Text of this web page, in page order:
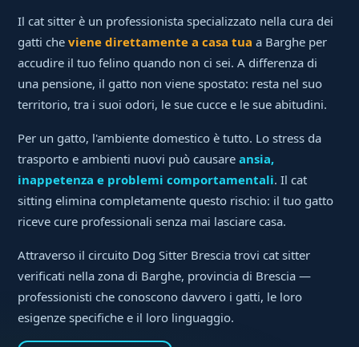
Il cat sitter è un professionista specializzato nella cura dei
gatti cheviene direttamente a casa tua a Barghe per
accudire il tuo felino quando non ci sei. A differenza di
una pensione, il gatto non viene spostato: resta nel suo
territorio, tra i suoi odori, le sue cucce e le sue abitudini.
Per un gatto, l'ambiente domestico è tutto. Lo stress da
trasporto e ambienti nuovi può causareansia,
inappetenza e problemi comportamentali. Il cat
sitting elimina completamente questo rischio: il tuo gatto
riceve cure professionali senza mai lasciare casa.
Attraverso il circuito Dog Sitter Brescia trovi cat sitter
verificati nella zona di Barghe, provincia di Brescia —
professionisti che conoscono davvero i gatti, le loro
esigenze specifiche e il loro linguaggio.